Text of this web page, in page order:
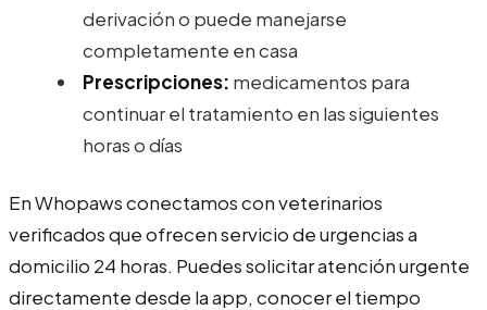
derivación o puede manejarse
completamente en casa
Prescripciones: medicamentos para
continuar el tratamiento en las siguientes
horas o días
En Whopaws conectamos con veterinarios
verificados que ofrecen servicio de urgencias a
domicilio 24 horas. Puedes solicitar atención urgente
directamente desde la app, conocer el tiempo